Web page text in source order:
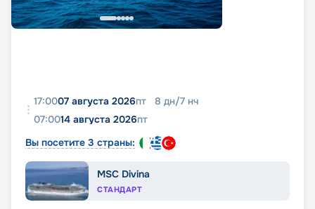
17:0007 августа 2026пт 8 дн/7 нч
07:0014 августа 2026пт
Вы посетите 3 страны:
MSC Divina
СТАНДАРТ